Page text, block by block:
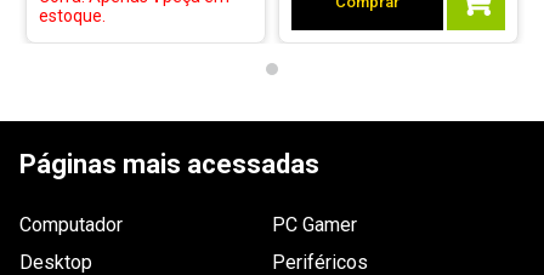
ESCREVER AVALIAÇÃO
estoque.
Páginas mais acessadas
Computador
Desktop
PC Gamer
Periféricos